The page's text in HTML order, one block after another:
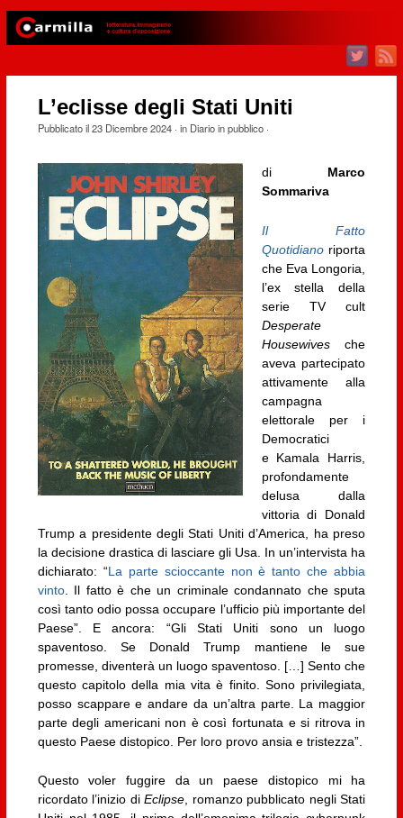
L’eclisse degli Stati Uniti
Pubblicato il23 Dicembre 2024· in Diario in pubblico·
di Marco
Sommariva
Il Fatto
Quotidianoriporta
che Eva Longoria,
l’ex stella della
serie TV cult
Desperate
Housewivesche
aveva partecipato
attivamente alla
campagna
elettorale per i
Democratici
e Kamala Harris,
profondamente
delusa dalla
vittoria di Donald
Trump a presidente degli Stati Uniti d’America, ha preso
la decisione drastica di lasciare gli Usa. In un’intervista ha
dichiarato: “La parte scioccante non è tanto che abbia
vinto. Il fatto è che un criminale condannato che sputa
così tanto odio possa occupare l’ufficio più importante del
Paese”. E ancora: “Gli Stati Uniti sono un luogo
spaventoso. Se Donald Trump mantiene le sue
promesse, diventerà un luogo spaventoso. […] Sento che
questo capitolo della mia vita è finito. Sono privilegiata,
posso scappare e andare da un’altra parte. La maggior
parte degli americani non è così fortunata e si ritrova in
questo Paese distopico. Per loro provo ansia e tristezza”.
Questo voler fuggire da un paese distopico mi ha
ricordato l’inizio diEclipse , romanzo pubblicato negli Stati